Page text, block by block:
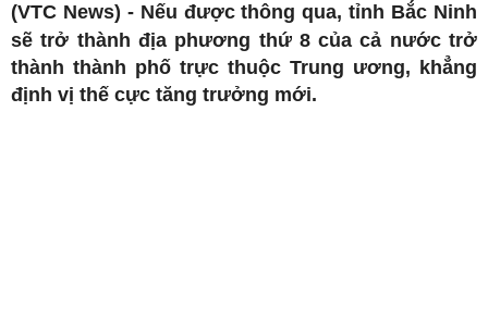
(VTC News) - Nếu được thông qua, tỉnh Bắc Ninh
sẽ trở thành địa phương thứ 8 của cả nước trở
thành thành phố trực thuộc Trung ương, khẳng
định vị thế cực tăng trưởng mới.